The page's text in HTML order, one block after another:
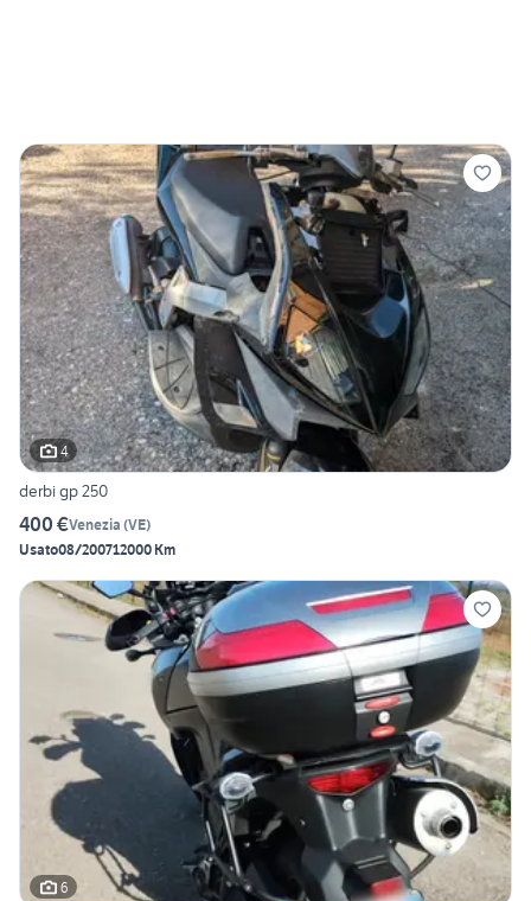
4
derbi gp 250
400 €Venezia (VE)
Usato08/200712000 Km
6